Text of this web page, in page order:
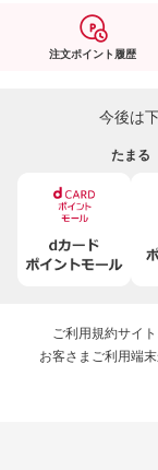
注文ポイント履歴
今後は
たまる
ご利用規約サイ
お客さまご利用端